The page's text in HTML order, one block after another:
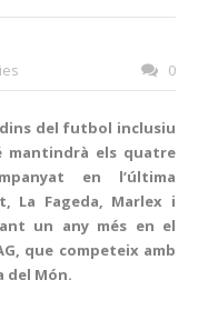
0
del futbol inclusiu
mantindrà els quatre
en l’última
La Fageda, Marlex i
un any més en el
que competeix amb
del Món.